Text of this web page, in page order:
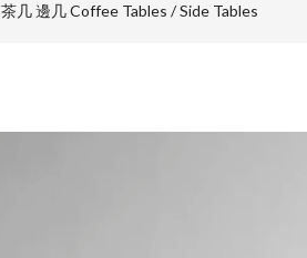
茶几 邊几 Coffee Tables / Side Tables